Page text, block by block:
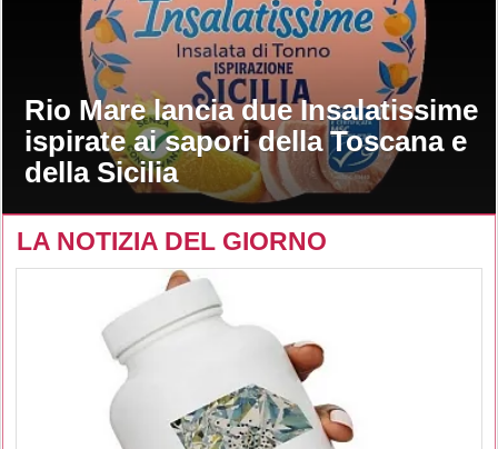
Rio Mare lancia due Insalatissime
ispirate ai sapori della Toscana e
della Sicilia
LA NOTIZIA DEL GIORNO